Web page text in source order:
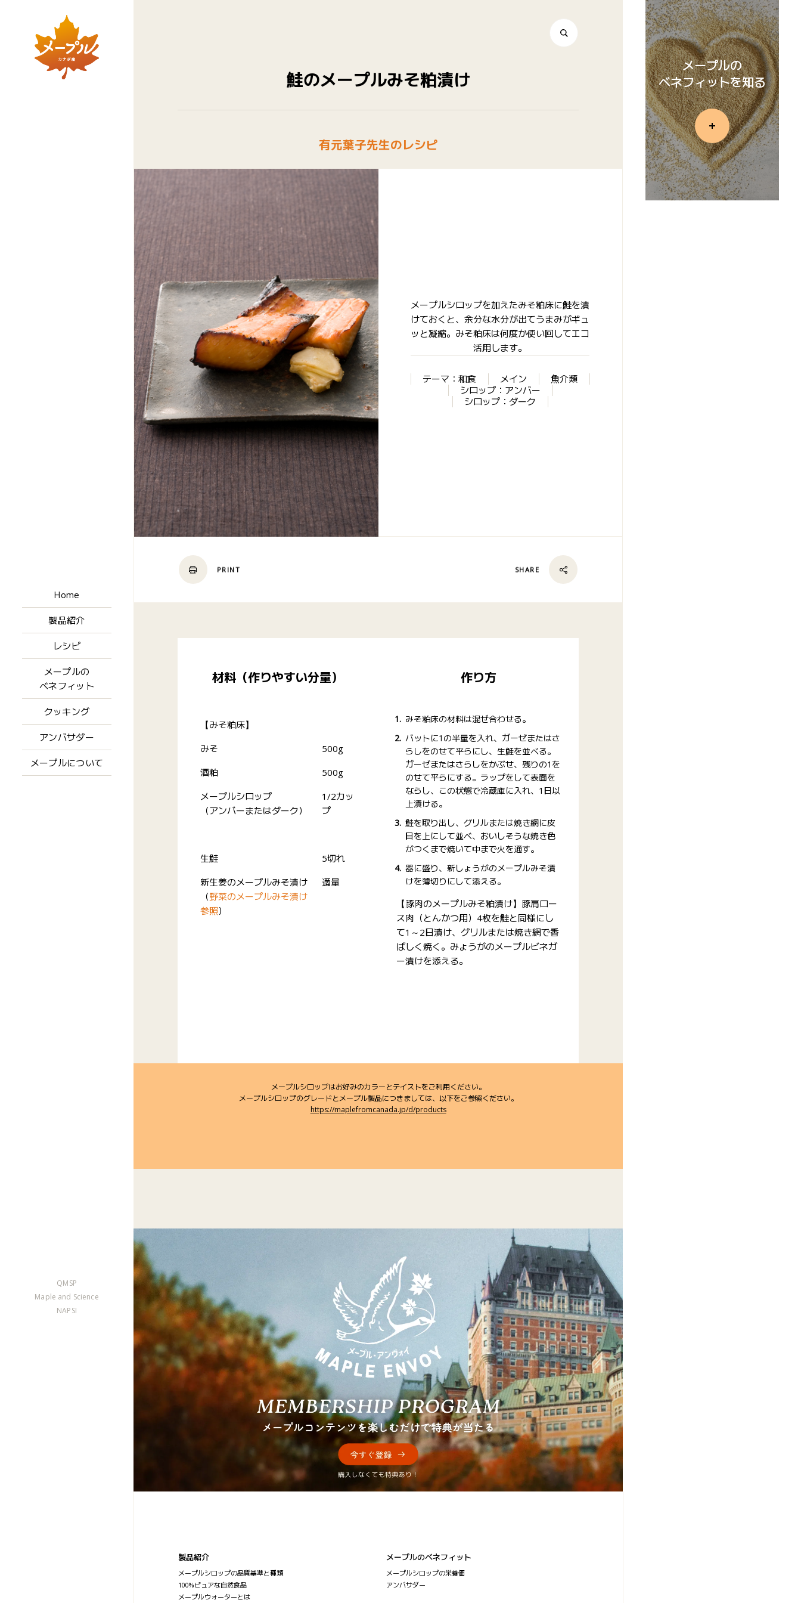
Home
製品紹介
レシピ
メープルの
ベネフィット
クッキング
アンバサダー
メープルについて
QMSP
Maple and Science
NAPSI
鮭のメープルみそ粕漬け
有元葉子先生のレシピ
メープルシロップを加えたみそ粕床に鮭を漬
けておくと、余分な水分が出てうまみがギュ
ッと凝縮。みそ粕床は何度か使い回してエコ
活用します。
テーマ：和食 メイン
魚介類
シロップ：アンバー
シロップ：ダーク
PRINT SHARE
材料（作りやすい分量）
【みそ粕床】
みそ
500g
酒粕
500g
メープルシロップ
（アンバーまたはダーク）
1/2カッ
プ
生鮭
5切れ
新生姜のメープルみそ漬け
（野菜のメープルみそ漬け
参照）
適量
作り方
みそ粕床の材料は混ぜ合わせる。
バットに1の半量を入れ、ガーゼまたはさ
らしをのせて平らにし、生鮭を並べる。
ガーゼまたはさらしをかぶせ、残りの1を
のせて平らにする。ラップをして表面を
ならし、この状態で冷蔵庫に入れ、1日以
上漬ける。
鮭を取り出し、グリルまたは焼き網に皮
目を上にして並べ、おいしそうな焼き色
がつくまで焼いて中まで火を通す。
器に盛り、新しょうがのメープルみそ漬
けを薄切りにして添える。
【豚肉のメープルみそ粕漬け】豚肩ロー
ス肉（とんかつ用）4枚を鮭と同様にし
て1～2日漬け、グリルまたは焼き網で香
ばしく焼く。みょうがのメープルビネガ
ー漬けを添える。
メープルシロップはお好みのカラーとテイストをご利用ください。
メープルシロップのグレードとメープル製品につきましては、以下をご参照ください。
https://maplefromcanada.jp/d/products
メープルの
ベネフィットを知る
製品紹介
メープルシロップの品質基準と種類
100%ピュアな自然食品
メープルウォーターとは
メープルのベネフィット
メープルシロップの栄養価
アンバサダー